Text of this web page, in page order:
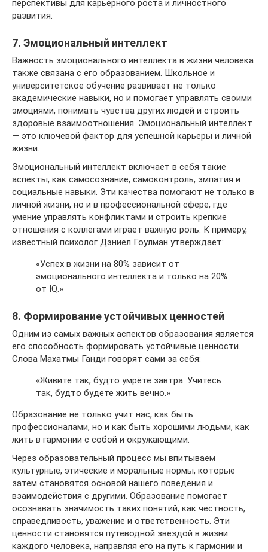
перспективы для карьерного роста и личностного
развития.
7. Эмоциональный интеллект
Важность эмоционального интеллекта в жизни человека
также связана с его образованием. Школьное и
университетское обучение развивает не только
академические навыки, но и помогает управлять своими
эмоциями, понимать чувства других людей и строить
здоровые взаимоотношения. Эмоциональный интеллект
— это ключевой фактор для успешной карьеры и личной
жизни.
Эмоциональный интеллект включает в себя такие
аспекты, как самосознание, самоконтроль, эмпатия и
социальные навыки. Эти качества помогают не только в
личной жизни, но и в профессиональной сфере, где
умение управлять конфликтами и строить крепкие
отношения с коллегами играет важную роль. К примеру,
известный психолог Дэниел Гоулман утверждает:
«Успех в жизни на 80% зависит от
эмоционального интеллекта и только на 20%
от IQ.»
8. Формирование устойчивых ценностей
Одним из самых важных аспектов образования является
его способность формировать устойчивые ценности.
Слова Махатмы Ганди говорят сами за себя:
«Живите так, будто умрёте завтра. Учитесь
так, будто будете жить вечно.»
Образование не только учит нас, как быть
профессионалами, но и как быть хорошими людьми, как
жить в гармонии с собой и окружающими.
Через образовательный процесс мы впитываем
культурные, этические и моральные нормы, которые
затем становятся основой нашего поведения и
взаимодействия с другими. Образование помогает
осознавать значимость таких понятий, как честность,
справедливость, уважение и ответственность. Эти
ценности становятся путеводной звездой в жизни
каждого человека, направляя его на путь к гармонии и